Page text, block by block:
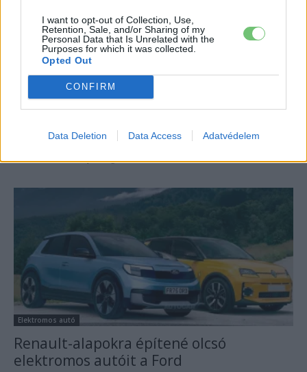
I want to opt-out of Collection, Use,
Retention, Sale, and/or Sharing of my
Personal Data that Is Unrelated with the
Purposes for which it was collected.
Opted Out
CONFIRM
Data Deletion Data Access Adatvédelem
Véget ér az Ampere-korszak:
Kovács Kata - 2026-01-27 2 hozzászólás
Luca de Meo víziója megbicsaklott.
Elektromos autó
Renault-alapokra építené olcsó
elektromos autóit a Ford